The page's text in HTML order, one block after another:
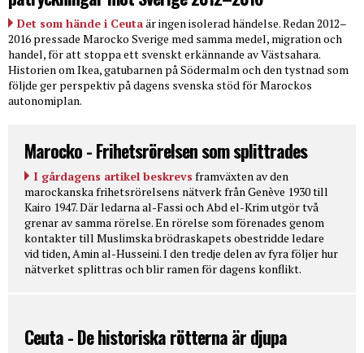
Det som hände i Ceutaär ingen isolerad händelse. Redan 2012–
2016 pressade Marocko Sverige med samma medel, migration och
handel, för att stoppa ett svenskt erkännande av Västsahara.
Historien om Ikea, gatubarnen på Södermalm och den tystnad som
följde ger perspektiv på dagens svenska stöd för Marockos
autonomiplan.
Marocko - Frihetsrörelsen som splittrades
I gårdagens artikel beskrevs framväxten av den
marockanska frihetsrörelsens nätverk från Genève 1930 till
Kairo 1947. Där ledarna al-Fassi och Abd el-Krim utgör två
grenar av samma rörelse. En rörelse som förenades genom
kontakter till Muslimska brödraskapets obestridde ledare
vid tiden, Amin al-Husseini. I den tredje delen av fyra följer hur
nätverket splittras och blir ramen för dagens konflikt.
Ceuta - De historiska rötterna är djupa